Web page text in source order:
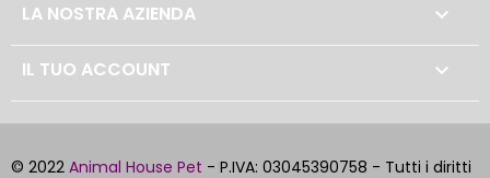
LA NOSTRA AZIENDA 
IL TUO ACCOUNT 
© 2022 Animal House Pet - P.IVA: 03045390758 - Tutti i diritti